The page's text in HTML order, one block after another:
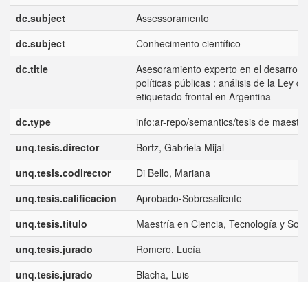
dc.subject
Assessoramento
dc.subject
Conhecimento científico
dc.title
Asesoramiento experto en el
políticas públicas : análisis de la Ley de
etiquetado frontal en Argentina
dc.type
info:ar-repo/semantics/tesis de
unq.tesis.director
Bortz, Gabriela Mijal
unq.tesis.codirector
Di Bello, Mariana
unq.tesis.calificacion
Aprobado-Sobresaliente
unq.tesis.titulo
Maestría en Ciencia, Tecnología y
unq.tesis.jurado
Romero, Lucía
unq.tesis.jurado
Blacha, Luis